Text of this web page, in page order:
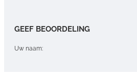
GEEF BEOORDELING
Uw naam: